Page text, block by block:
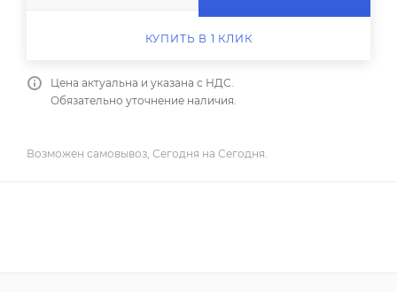
КУПИТЬ В 1 КЛИК
Цена актуальна и указана с НДС.
Обязательно уточнение наличия.
Возможен самовывоз, Сегодня на Сегодня.